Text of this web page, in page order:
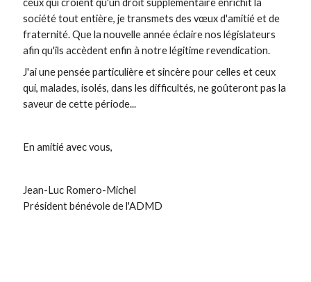
société tout entière, je transmets des vœux d'amitié et de
fraternité. Que la nouvelle année éclaire nos législateurs
afin qu'ils accèdent enfin à notre légitime revendication.
J'ai une pensée particulière et sincère pour celles et ceux
qui, malades, isolés, dans les difficultés, ne goûteront pas la
saveur de cette période...
En amitié avec vous,
Jean-Luc Romero-Michel
Président bénévole de l'ADMD